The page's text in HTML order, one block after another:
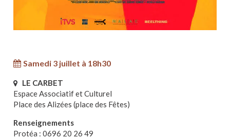
Samedi 3 juillet à 18h30
LE CARBET
Espace Associatif et Culturel
Place des Alizées (place des Fêtes)
Renseignements
Protéa : 0696 20 26 49